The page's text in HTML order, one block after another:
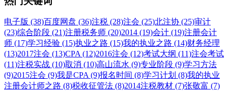
电子版 (38)百度网盘 (36)注税 (28)注会 (25)北注协 (25)审计
(23)综合阶段 (21)注册税务师 (20)2014 (19)会计 (19)注册会计
师 (17)学习经验 (15)执业之路 (15)我的执业之路 (14)财务经理
(13)2017注会 (13)CPA (12)2016注会 (12)考试大纲 (11)注会考试
(11)注税实战 (10)取消 (10)高山流水 (9)专业阶段 (9)学习方法
(9)2015注会 (9)我是CPA (9)报名时间 (8)学习计划 (8)我的执业
注册会计师之路 (8)税收征管法 (8)2014注税教材 (7)张敬富 (7)